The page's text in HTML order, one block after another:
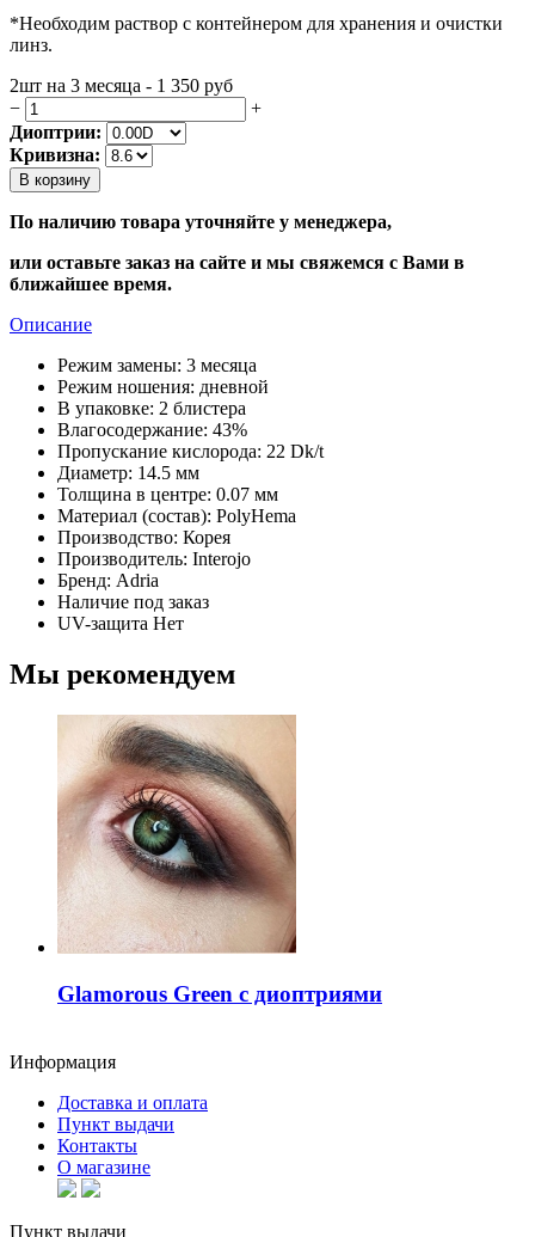
*Необходим раствор с контейнером для хранения и очистки
линз.
2шт на 3 месяца - 1 350 руб
−
+
Диоптрии:
Кривизна:
В корзину
По наличию товара уточняйте у менеджера,
или оставьте заказ на сайте и мы свяжемся с Вами в
ближайшее время.
Описание
Режим замены: 3 месяца
Режим ношения: дневной
В упаковке: 2 блистера
Влагосодержание: 43%
Пропускание кислорода: 22 Dk/t
Диаметр: 14.5 мм
Толщина в центре: 0.07 мм
Материал (состав): PolyHema
Производство: Корея
Производитель: Interojo
Бренд: Adria
Наличие под заказ
UV-защита Нет
Мы рекомендуем
Glamorous Green с диоптриями
Информация
Доставка и оплата
Пункт выдачи
Контакты
О магазине
Пункт выдачи